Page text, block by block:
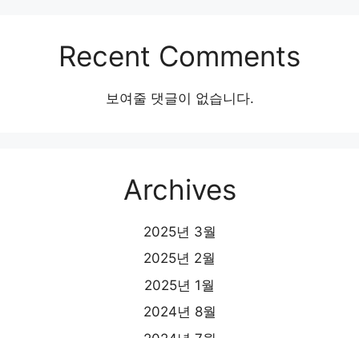
Recent Comments
보여줄 댓글이 없습니다.
Archives
2025년 3월
2025년 2월
2025년 1월
2024년 8월